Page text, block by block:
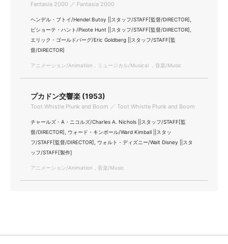
Fantasia 2000 ／ Fantasia 2000
ヘンデル・ブトイ/Hendel Butoy ||スタッフ/STAFF[監督/DIRECTOR],
ピショーテ・ハント/Pixote Hunt ||スタッフ/STAFF[監督/DIRECTOR],
エリック・ゴールドバーグ/Eric Goldberg ||スタッフ/STAFF[監
督/DIRECTOR]
アニメーション/Animation，ミュージカル/Musical ，音楽/Music
プカドン交響楽 (1953)
Toot Whistle Plunk and Boom ／ Toot Whistle Plunk and Boom
チャールズ・A・ニコルズ/Charles A. Nichols ||スタッフ/STAFF[監
督/DIRECTOR], ウォード・キンボール/Ward Kimball ||スタッ
フ/STAFF[監督/DIRECTOR], ウォルト・ディズニー/Walt Disney ||スタ
ッフ/STAFF[製作]
アニメーション/Animation，音楽/Music